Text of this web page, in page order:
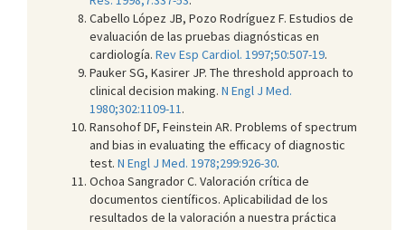
Cabello López JB, Pozo Rodríguez F. Estudios de
evaluación de las pruebas diagnósticas en
cardiología. Rev Esp Cardiol. 1997;50:507-19.
Pauker SG, Kasirer JP. The threshold approach to
clinical decision making. N Engl J Med.
1980;302:1109-11 .
Ransohof DF, Feinstein AR. Problems of spectrum
and bias in evaluating the efficacy of diagnostic
test. N Engl J Med. 1978;299:926-30.
Ochoa Sangrador C. Valoración crítica de
documentos científicos. Aplicabilidad de los
resultados de la valoración a nuestra práctica